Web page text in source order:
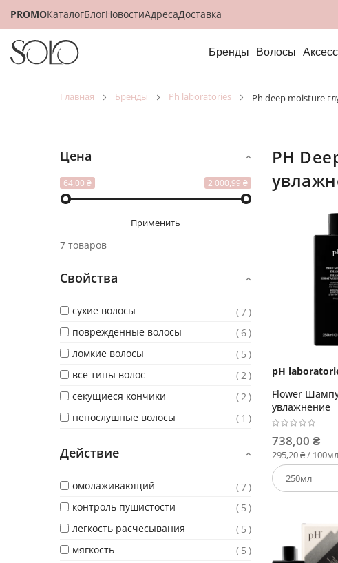
PROMOКаталогБлогНовостиАдресаДоставка
Бренды Волосы
главная бренды ph laboratories ph deep moisture
pH Deep Moisture Глубокое
Посмотреть,
как
pH
Flower
увлажнение
738,00 ₴
295,20 ₴ / 100мл
Цена
64,00 ₴ 2 000,99 ₴
Применить
7 товаров
Свойства
сухие волосы
7
поврежденные волосы
6
ломкие волосы
5
все типы волос
2
секущиеся кончики
2
непослушные волосы
1
Действие
омолаживающий
7
контроль пушистости
5
легкость расчесывания
5
мягкость
5